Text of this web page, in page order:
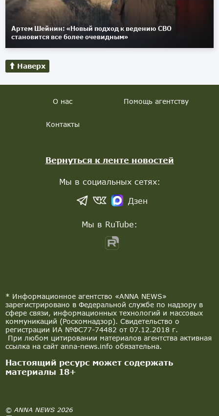
Артем Шейнин: «Новый подход к ведению СВО
становится все более очевидным»
Наверх
* Информационное агентство «ANNA NEWS»
зарегистрировано в Федеральной службе по надзору в
сфере связи, информационных технологий и массовых
коммуникаций (Роскомнадзор). Свидетельство о
регистрации ИА №ФС77-74482 от 07.12.2018 г.
При любом цитировании материалов агентства активная
ссылка на сайт anna-news.info обязательна.
Настоящий ресурс может содержать
материалы 18+
© ANNA NEWS 2026
О нас Помощь агентству
Контакты
Вернуться к ленте новостей
Мы в социальных сетях:
Дзен
Мы в RuTube: